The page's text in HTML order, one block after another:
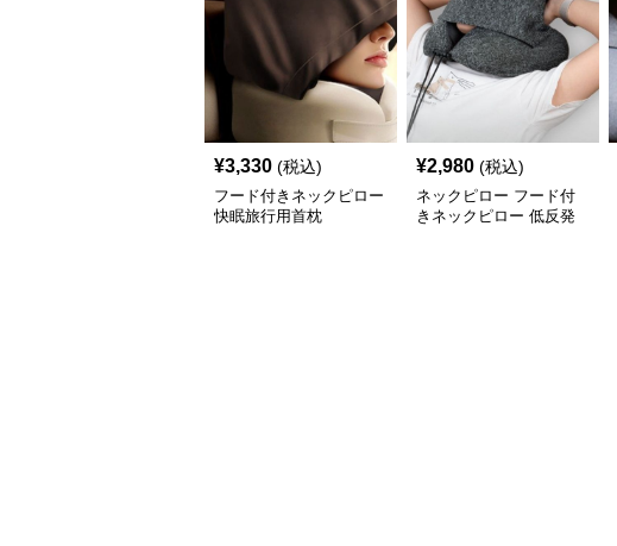
¥3,330 (税込)
フード付きネックピロー
快眠旅行用首枕
¥2,980 (税込)
ネックピロー フード付
きネックピロー 低反発